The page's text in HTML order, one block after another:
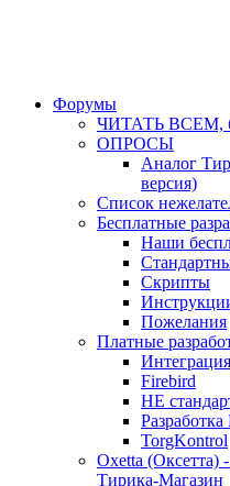
Форумы
ЧИТАТЬ ВСЕМ,
ОПРОСЫ
Аналог
версия)
Список
Бесплатные
Наши
Скрипты
Пожелания
Платные
Интеграция
Firebird
НЕ
TorgKontrol
Oxetta (Оксетта)
Тирика-Магазин